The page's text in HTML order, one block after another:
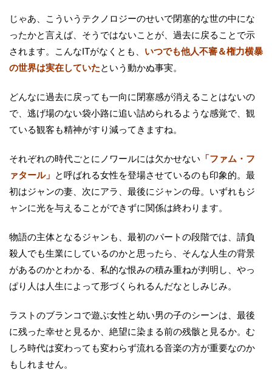
じゃあ、こういうテクノロジーのせいで閉塞的な世の中にな
ったかと言えば、そうではないことが、過去に戻ることで示
されます。こんなITがなくとも、 いつでも他人不審＆権力横暴
の世界は実在していたという動かぬ事実。
どんなに過去に戻っても一向に閉塞感が消えることはないの
で、逃げ場のない袋小路に追い詰められるような感覚で、観
ている観客も精神がすり減ってきますね。
それぞれの時代ごとにノワールには欠かせない 「ファム・フ
ァタール」 と呼ばれる女性を登場させているのも印象的。最
初はジャンの妻、次にアラ、最後にジャンの母。いずれもジ
ャンに光を与えることができずに関係は終わります。
物語の主体となるジャンも、最初のパートの段階では、請負
殺人でも生業にしているのかと思ったら、そんな人生の背景
があるのかとわかる、私的な恨みの積み重ねが判明し、やっ
ぱり人は人生によって形づくられるんだなとしみじみ。
ラストのブランコで遊ぶ女性と幼い男の子のシーンは、最後
に残った幸せと見るか、絶望に染まる前の残骸と見るか。む
しろ時代は変わっても変わらず流れる音楽の方が重要なのか
もしれません。